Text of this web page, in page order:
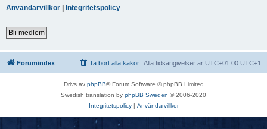
Användarvillkor | Integritetspolicy
Bli medlem
Forumindex Alla tidsangivelser är UTC+01:00 UTC+1
Ta bort alla kakor
Drivs av phpBB® Forum Software © phpBB Limited
Swedish translation by phpBB Sweden © 2006-2020
Integritetspolicy| Användarvillkor